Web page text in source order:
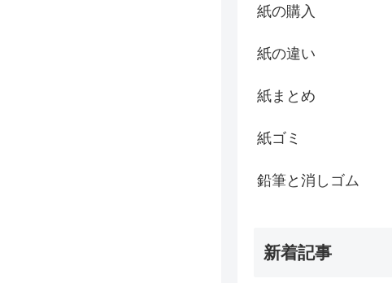
紙の購入
紙の違い
紙まとめ
紙ゴミ
鉛筆と消しゴム
新着記事